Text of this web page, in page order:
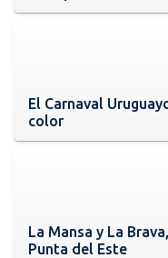
El Carnaval
color
La Mansa y La
Punta del Este